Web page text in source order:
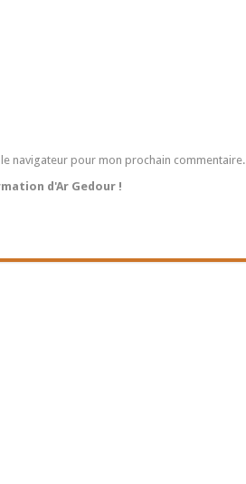
navigateur pour mon prochain commentaire.
d'Ar Gedour !